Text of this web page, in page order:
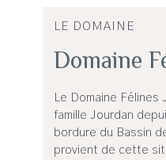
LE DOMAINE
Domaine
Le Domaine
famille Jourdan
bordure du Bassin
provient de cette